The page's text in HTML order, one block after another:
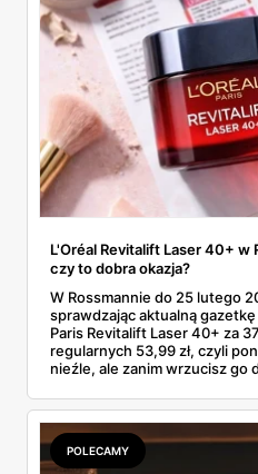
L'Oréal Revitalift Laser 40+ w
czy to dobra okazja?
W Rossmannie do 25 lutego
sprawdzając aktualną
Paris Revitalift Laser 40+ za
regularnych 53,99 zł, czyli
nieźle, ale zanim wrzucisz go
co oferuje rynek kremów
Bo czasem „promocja" to
cennik.
POLECAMY